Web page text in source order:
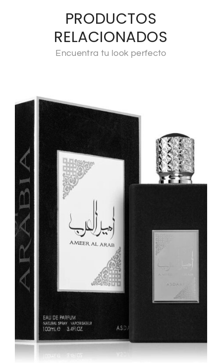
PRODUCTOS
RELACIONADOS
Encuentra tu look perfecto